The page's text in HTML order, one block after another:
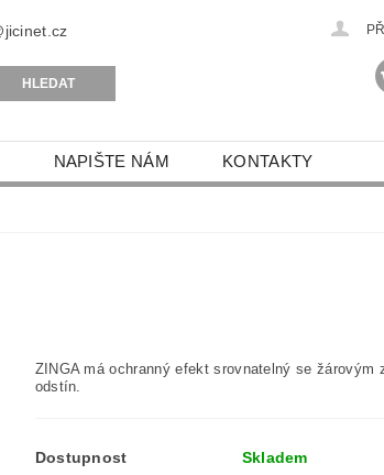
NAPIŠTE NÁM KONTAKTY
ZINGA má ochranný efekt srovnatelný se žárovým
odstín.
Dostupnost Skladem